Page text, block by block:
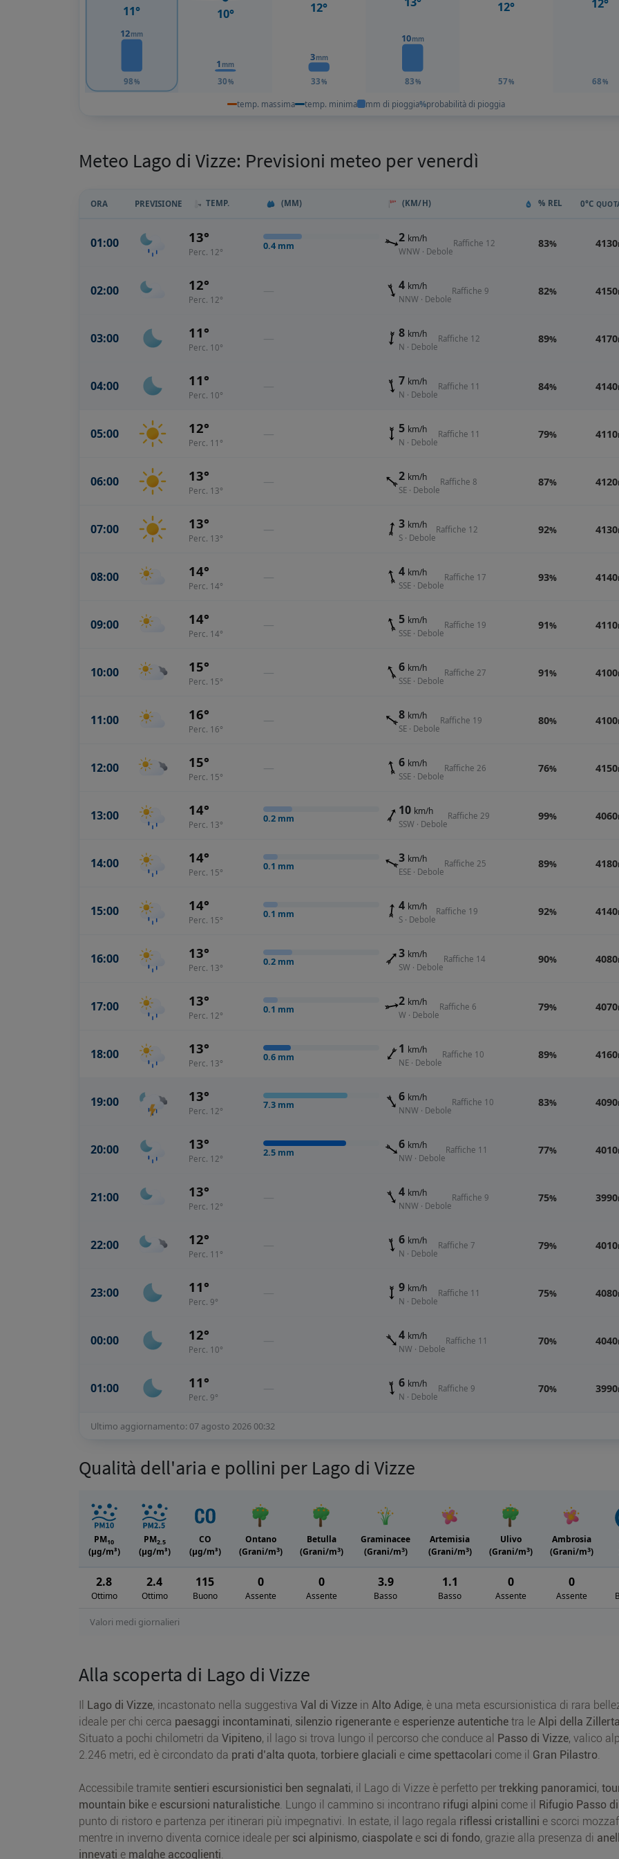
12mm
98%
1 mm
30%
3mm
33%
10mm
83% 57% 68%
11° 10° 12° 12° 12°
temp. massima temp. minima mm di pioggia%probabilità di pioggia
Meteo Lago di Vizze: Previsioni meteo per venerdì
ORA PREVISIONE TEMP. (MM) (KM/H) % REL 0°C
01:00 13°
Perc. 12°
0.4 mm
2 km/h
WNW · Debole
Raffiche 12 83% 4130
02:00 12°
Perc. 12°
— 4 km/h
NNW · Debole
Raffiche 9 82% 4150
03:00 11°
Perc. 10°
— 8 km/h
N · Debole
Raffiche 12 89% 4170
04:00 11°
Perc. 10°
— 7 km/h
N · Debole
Raffiche 11 84% 4140
05:00 12°
Perc. 11°
— 5 km/h
N · Debole
Raffiche 11 79% 4110
06:00 13°
Perc. 13°
— 2 km/h
SE · Debole
Raffiche 8 87% 4120
07:00 13°
Perc. 13°
— 3 km/h
S · Debole
Raffiche 12 92% 4130
08:00 14°
Perc. 14°
— 4 km/h
SSE · Debole
Raffiche 17 93% 4140
09:00 14°
Perc. 14°
— 5 km/h
SSE · Debole
Raffiche 19 91% 4110
10:00 15°
Perc. 15°
— 6 km/h
SSE · Debole
Raffiche 27 91% 4100
11:00 16°
Perc. 16°
— 8 km/h
SE · Debole
Raffiche 19 80% 4100
12:00 15°
Perc. 15°
— 6 km/h
SSE · Debole
Raffiche 26 76% 4150
13:00 14°
Perc. 13°
0.2 mm
10 km/h
SSW · Debole
Raffiche 29 99% 4060
14:00 14°
Perc. 15°
0.1 mm
3 km/h
ESE · Debole
Raffiche 25 89% 4180
15:00 14°
Perc. 15°
0.1 mm
4 km/h
S · Debole
Raffiche 19 92% 4140
16:00 13°
Perc. 13°
0.2 mm
3 km/h
SW · Debole
Raffiche 14 90% 4080
17:00 13°
Perc. 12°
0.1 mm
2 km/h
W · Debole
Raffiche 6 79% 4070
18:00 13°
Perc. 13°
0.6 mm
1 km/h
NE · Debole
Raffiche 10 89% 4160
19:00 13°
Perc. 12°
7.3 mm
6 km/h
NNW · Debole
Raffiche 10 83% 4090
20:00 13°
Perc. 12°
2.5 mm
6 km/h
NW · Debole
Raffiche 11 77% 4010
21:00 13°
Perc. 12°
— 4 km/h
NNW · Debole
Raffiche 9 75% 3990
22:00 12°
Perc. 11°
— 6 km/h
N · Debole
Raffiche 7 79% 4010
23:00 11°
Perc. 9°
— 9 km/h
N · Debole
Raffiche 11 75% 4080
00:00 12°
Perc. 10°
— 4 km/h
NW · Debole
Raffiche 11 70% 4040
01:00 11°
Perc. 9°
— 6 km/h
N · Debole
Raffiche 9 70% 3990
Ultimo aggiornamento: 07 agosto 2026 00:32
Qualità dell'aria e pollini per Lago di Vizze
Valori medi giornalieri
PM10
(μg/m³)
PM2.5
(μg/m³)
CO
(μg/m³)
Ontano
(Grani/m3)
Betulla
(Grani/m3)
Graminacee
(Grani/m3)
Artemisia
(Grani/m3)
Ulivo
(Grani/m3)
Ambrosia
(Grani/m3)
2.8
Ottimo
2.4
Ottimo
115
Buono
0
Assente
0
Assente
3.9
Basso
1.1
Basso
0
Assente
0
Assente
Alla scoperta di Lago di Vizze
Il Lago di Vizze, incastonato nella suggestiva Val di Vizze in Alto Adige, è una meta escursionistica di rara
ideale per chi cerca paesaggi incontaminati, silenzio rigenerante e esperienze autentiche tra le Alpi della Zillertal
Situato a pochi chilometri da Vipiteno, il lago si trova lungo il percorso che conduce al Passo di Vizze, valico
2.246 metri, ed è circondato da prati d’alta quota, torbiere glaciali e cime spettacolari come il Gran Pilastro
Accessibile tramite sentieri escursionistici ben segnalati, il Lago di Vizze è perfetto per trekking panoramici,
mountain bike e escursioni naturalistiche . Lungo il cammino si incontrano rifugi alpini come il Rifugio Passo
punto di ristoro e partenza per itinerari più impegnativi. In estate, il lago regala riflessi cristallini e scorci
mentre in inverno diventa cornice ideale per sci alpinismo, ciaspolate e sci di fondo, grazie alla presenza di
innevati e malghe accoglienti